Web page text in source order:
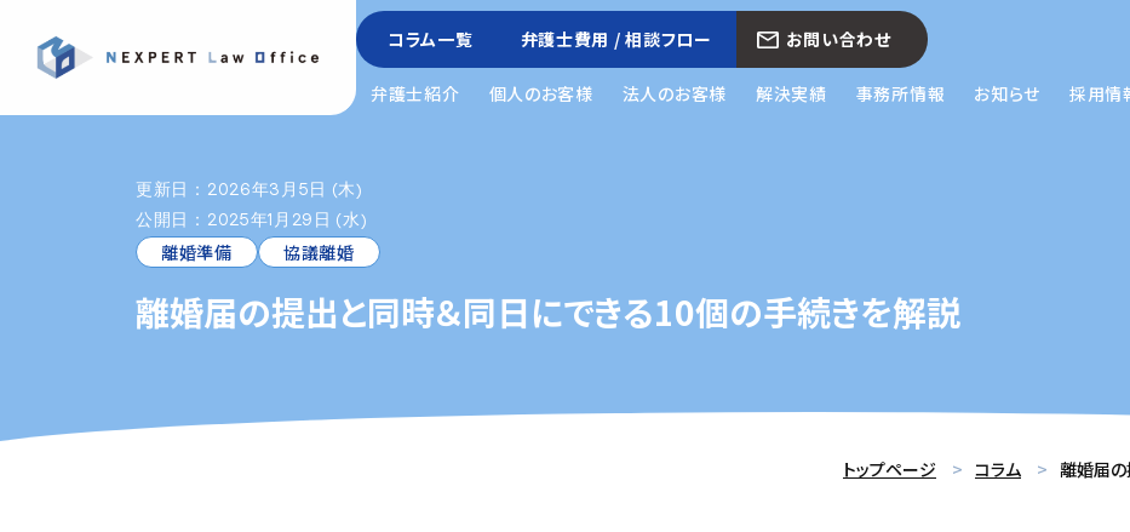
コラム一覧 弁護士費用 / 相談フロー お問い合わせ
弁護士紹介 個人のお客様 法人のお客様 解決実績 事務所情報 お知らせ 採用情
更新日：2026年3月5日 (木)
公開日：2025年1月29日 (水)
離婚準備
協議離婚
離婚届の提出と同時＆同日にできる10個の手続きを解説
トップページ コラム 離婚届